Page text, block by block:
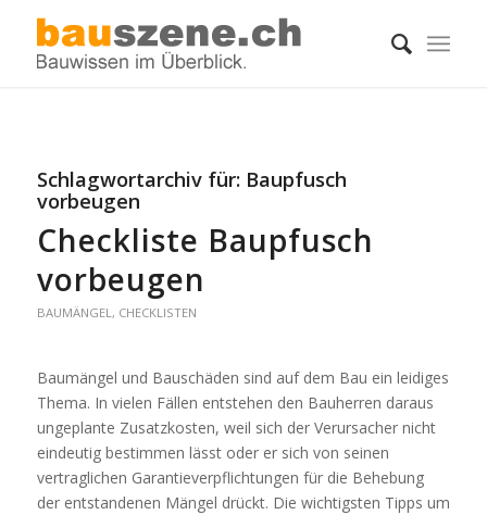
Schlagwortarchiv für: Baupfusch
vorbeugen
Checkliste Baupfusch
vorbeugen
BAUMÄNGEL, CHECKLISTEN
Baumängel und Bauschäden sind auf dem Bau ein leidiges
Thema. In vielen Fällen entstehen den Bauherren daraus
ungeplante Zusatzkosten, weil sich der Verursacher nicht
eindeutig bestimmen lässt oder er sich von seinen
vertraglichen Garantieverpflichtungen für die Behebung
der entstandenen Mängel drückt. Die wichtigsten Tipps um